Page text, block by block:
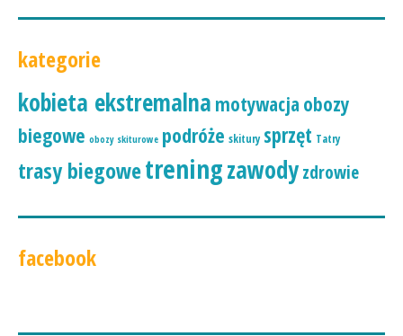
kategorie
kobieta ekstremalna motywacja obozy
biegowe obozy skiturowe podróże skitury sprzęt Tatry
trasy biegowetreningzawodyzdrowie
facebook